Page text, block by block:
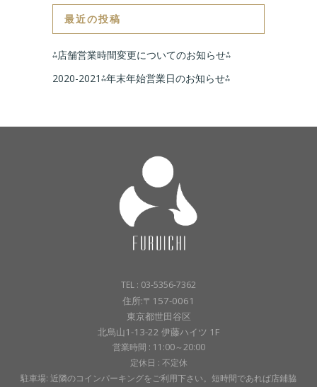
最近の投稿
⁂店舗営業時間変更についてのお知らせ⁂
2020-2021⁂年末年始営業日のお知らせ⁂
TEL : 03-5356-7362
住所:〒157-0061
東京都世田谷区
北烏山1-13-22 伊藤ハイツ 1F
営業時間 : 11:00～20:00
定休日 : 不定休
駐車場: 近隣のコインパーキングをご利用下さい。短時間であれば店鋪脇